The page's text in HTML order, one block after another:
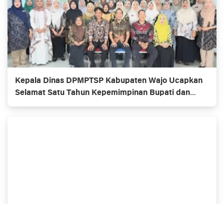
Kepala Dinas DPMPTSP Kabupaten Wajo Ucapkan
Selamat Satu Tahun Kepemimpinan Bupati dan
Wakil Bupati Wajo